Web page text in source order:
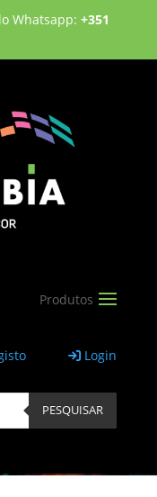
Whatsapp: +351
Login
PESQUISAR